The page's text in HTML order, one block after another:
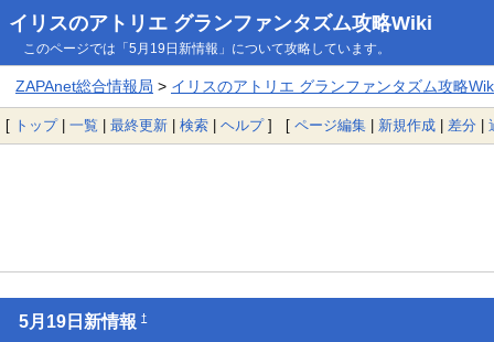
イリスのアトリエ グランファンタズム攻略Wiki
このページでは「5月19日新情報」について攻略しています。
ZAPAnet総合情報局 > イリスのアトリエ グランファンタズム攻略
[ トップ| 一覧 | 最終更新 | 検索 | ヘルプ] [ ページ編集 | 新規作成 | 差分 |
5月19日新情報†